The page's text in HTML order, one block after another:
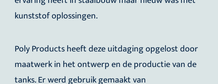
kunststof oplossingen.
Poly Products heeft deze uitdaging opgelost door
maatwerk in het ontwerp en de productie van de
tanks. Er werd gebruik gemaakt van